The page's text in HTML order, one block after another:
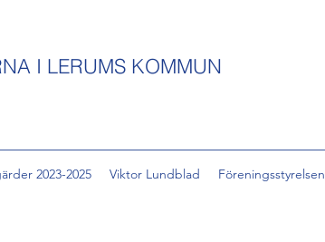
I LERUMS KOMMUN
2023-2025 Viktor Lundblad Föreningsstyrelsen